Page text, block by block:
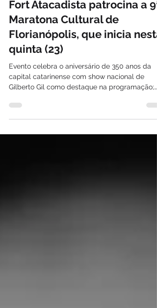
22 de mar. de 2023
Fort Atacadista patrocina a 9ª
Maratona Cultural de
Florianópolis, que inicia nesta
quinta (23)
Evento celebra o aniversário de 350 anos da
Gilberto Gil como destaque na programação;